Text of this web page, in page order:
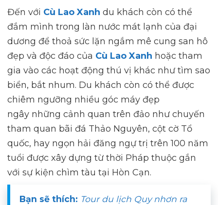
Đến với Cù Lao Xanh du khách còn có thể
đắm mình trong làn nước mát lạnh của đại
dương để thoả sức lặn ngắm mê cung san hô
đẹp và độc đáo của Cù Lao Xanh hoặc tham
gia vào các hoạt động thú vị khác như tìm sao
biển, bắt nhum. Du khách còn có thể được
chiêm ngưỡng nhiều góc máy đẹp
ngây những cảnh quan trên đảo như chuyến
tham quan bãi đá Thảo Nguyên, cột cờ Tổ
quốc, hay ngọn hải đăng ngự trị trên 100 năm
tuổi được xây dựng từ thời Pháp thuộc gắn
với sự kiện chìm tàu tại Hòn Cạn.
Bạn sẽ thích: Tour du lịch Quy nhơn ra